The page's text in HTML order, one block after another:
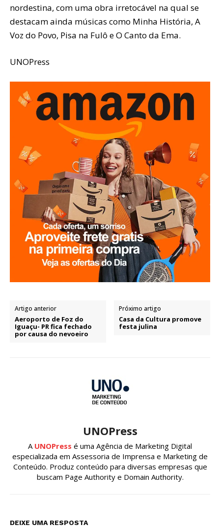
nordestina, com uma obra irretocável na qual se
destacam ainda músicas como Minha História, A
Voz do Povo, Pisa na Fulô e O Canto da Ema.
UNOPress
Artigo anterior
Aeroporto de Foz do
Iguaçu- PR fica fechado
por causa do nevoeiro
Próximo artigo
Casa da Cultura promove
festa julina
UNOPress
A UNOPress é uma Agência de Marketing Digital
especializada em Assessoria de Imprensa e Marketing de
Conteúdo. Produz conteúdo para diversas empresas que
buscam Page Authority e Domain Authority.
DEIXE UMA RESPOSTA